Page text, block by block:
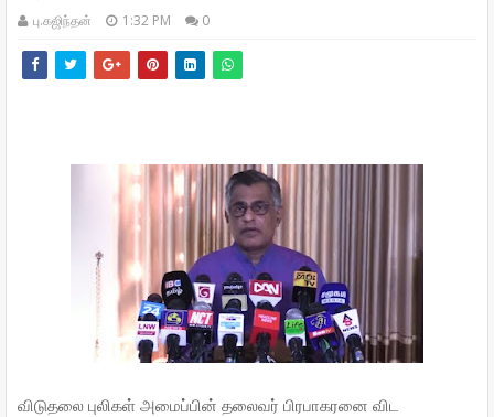
பு.கஜிந்தன் 1:32 PM 0
விடுதலை புலிகள் அமைப்பின் தலைவர் பிரபாகரனை விட